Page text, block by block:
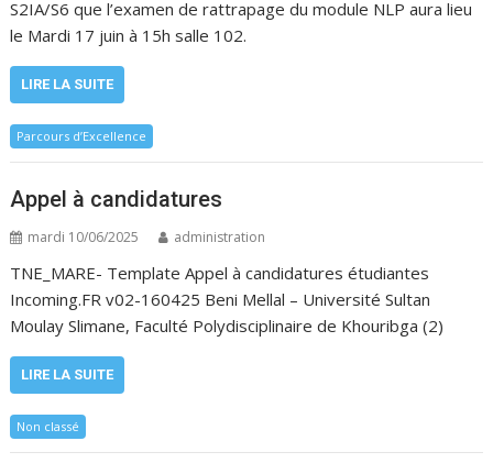
S2IA/S6 que l’examen de rattrapage du module NLP aura lieu
le Mardi 17 juin à 15h salle 102.
LIRE LA SUITE
Parcours d’Excellence
Appel à candidatures
mardi 10/06/2025 administration
TNE_MARE- Template Appel à candidatures étudiantes
Incoming.FR v02-160425 Beni Mellal – Université Sultan
Moulay Slimane, Faculté Polydisciplinaire de Khouribga (2)
LIRE LA SUITE
Non classé